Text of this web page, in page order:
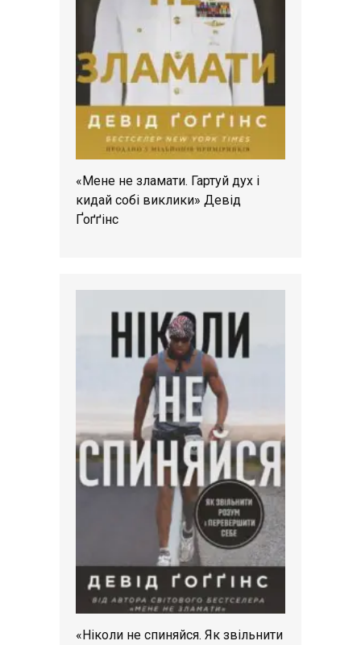
«Мене не зламати. Гартуй дух і
кидай собі виклики» Девід
Ґоґґінс
«Ніколи не спиняйся. Як звільнити